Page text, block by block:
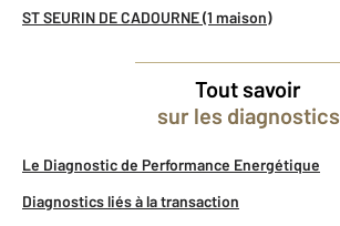
ST SEURIN DE CADOURNE (1 maison)
Tout savoir
sur les diagnostics
Le Diagnostic de Performance Energétique
Diagnostics liés à la transaction